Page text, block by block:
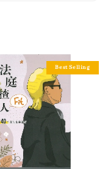
Best Selling